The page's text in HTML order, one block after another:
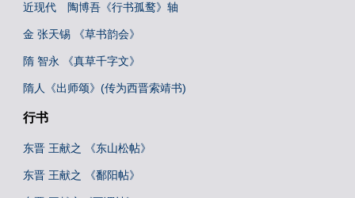
近现代 陶博吾《行书孤鹜》轴
金 张天锡 《草书韵会》
隋 智永 《真草千字文》
隋人《出师颂》(传为西晋索靖书)
行书
东晋 王献之 《东山松帖》
东晋 王献之 《鄱阳帖》